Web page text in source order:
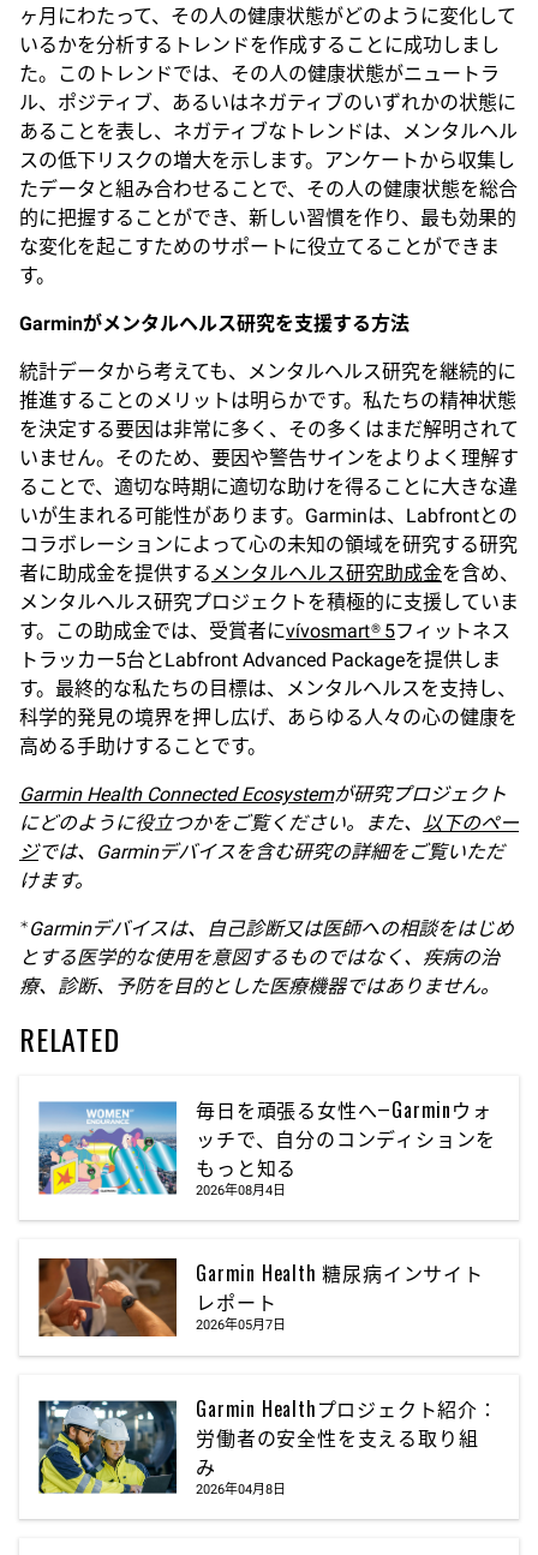
ヶ月にわたって、その人の健康状態がどのように変化して
いるかを分析するトレンドを作成することに成功しまし
た。このトレンドでは、その人の健康状態がニュートラ
ル、ポジティブ、あるいはネガティブのいずれかの状態に
あることを表し、ネガティブなトレンドは、メンタルヘル
スの低下リスクの増大を示します。アンケートから収集し
たデータと組み合わせることで、その人の健康状態を総合
的に把握することができ、新しい習慣を作り、最も効果的
な変化を起こすためのサポートに役立てることができま
す。
Garminがメンタルヘルス研究を支援する方法
統計データから考えても、メンタルヘルス研究を継続的に
推進することのメリットは明らかです。私たちの精神状態
を決定する要因は非常に多く、その多くはまだ解明されて
いません。そのため、要因や警告サインをよりよく理解す
ることで、適切な時期に適切な助けを得ることに大きな違
いが生まれる可能性があります。Garminは、Labfrontとの
コラボレーションによって心の未知の領域を研究する研究
者に助成金を提供する メンタルヘルス研究助成金を含め、
メンタルヘルス研究プロジェクトを積極的に支援していま
す。この助成金では、受賞者にvívosmart® 5フィットネス
トラッカー5台とLabfront Advanced Packageを提供しま
す。最終的な私たちの目標は、メンタルヘルスを支持し、
科学的発見の境界を押し広げ、あらゆる人々の心の健康を
高める手助けすることです。
Garmin Health Connected Ecosystemが研究プロジェクト
にどのように役立つかをご覧ください。また、 以下のペー
ジでは、Garminデバイスを含む研究の詳細をご覧いただ
けます。
＊ Garminデバイスは、自己診断又は医師への相談をはじめ
とする医学的な使用を意図するものではなく、疾病の治
療、診断、予防を目的とした医療機器ではありません。
RELATED
毎日を頑張る女性へ―Garminウォ
ッチで、自分のコンディションを
もっと知る
2026年08月4日
Garmin Health 糖尿病インサイト
レポート
2026年05月7日
Garmin Healthプロジェクト紹介：
労働者の安全性を支える取り組
み
2026年04月8日